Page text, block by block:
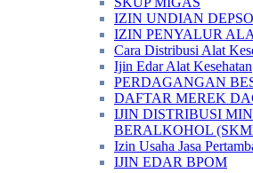
IZIN UNDIAN
IZIN PENYALUR
Cara Distribusi Alat
Ijin Edar Alat Kesehatan
PERDAGANGAN
DAFTAR MEREK
IJIN DISTRIBUSI
BERALKOHOL
Izin Usaha Jasa
IJIN EDAR BPOM